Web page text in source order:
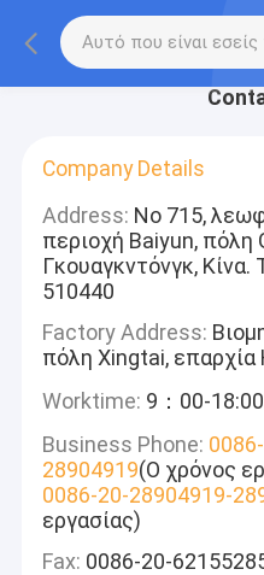
Company Details
Address: Νο 715,
περιοχή Baiyun, πόλη
Γκουαγκντόνγκ,
510440
Factory Address:
πόλη Xingtai, επαρχία
Worktime: 9：00-
Business Phone:
28904919(Ο χρόνος
0086-20-28904919-
εργασίας)
Fax: 0086-20-